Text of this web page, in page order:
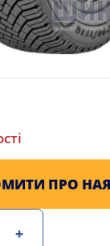
+
ПРО